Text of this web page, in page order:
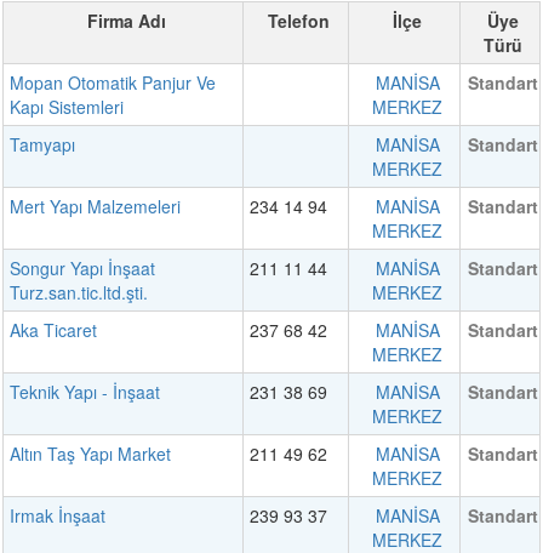
Firma Adı
Telefon İlçe
Üye
Türü
Mopan Otomatik Panjur Ve
Kapı Sistemleri
MANİSA
MERKEZ
Standart
Tamyapı
MANİSA
MERKEZ
Standart
Mert Yapı Malzemeleri 234 14 94
MANİSA
MERKEZ
Standart
Songur Yapı İnşaat
Turz.san.tic.ltd.şti.
211 11 44
MANİSA
MERKEZ
Standart
Aka Ticaret 237 68 42
MANİSA
MERKEZ
Standart
Teknik Yapı - İnşaat 231 38 69
MANİSA
MERKEZ
Standart
Altın Taş Yapı Market 211 49 62
MANİSA
MERKEZ
Standart
Irmak İnşaat 239 93 37
MANİSA
MERKEZ
Standart